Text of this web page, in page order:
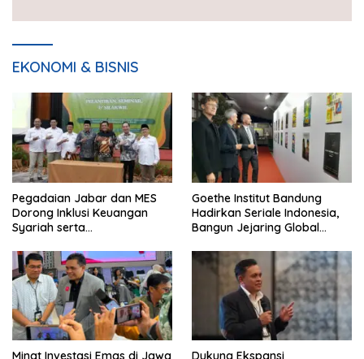
EKONOMI & BISNIS
Pegadaian Jabar dan MES
Dorong Inklusi Keuangan
Syariah serta
Goethe Institut Bandung
Hadirkan Seriale Indonesia,
Bangun Jejaring Global
Minat Investasi Emas di Jawa Dukung Ekspansi